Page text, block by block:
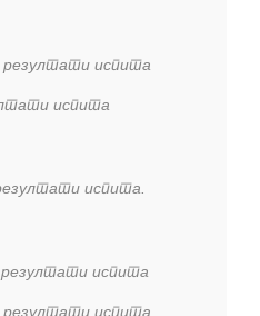
испита
испита
испита.
испита
испита